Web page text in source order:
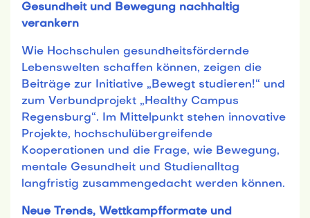
Gesundheit und Bewegung nachhaltig
verankern
Wie Hochschulen gesundheitsfördernde
Lebenswelten schaffen können, zeigen die
Beiträge zur Initiative „Bewegt studieren!“ und
zum Verbundprojekt „Healthy Campus
Regensburg“. Im Mittelpunkt stehen innovative
Projekte, hochschulübergreifende
Kooperationen und die Frage, wie Bewegung,
mentale Gesundheit und Studienalltag
langfristig zusammengedacht werden können.
Neue Trends, Wettkampfformate und